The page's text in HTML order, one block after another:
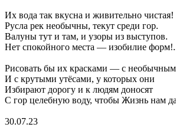
Их вода так вкусна и живительно чистая!
Русла рек необычны, текут среди гор.
Валуны тут и там, и узоры из выступов.
Нет спокойного места — изобилие
Рисовать бы их красками — с
И с крутыми утёсами, у которых они
Избирают дорогу и к людям доносят
С гор целебную воду, чтобы Жизнь нам
30.07.23